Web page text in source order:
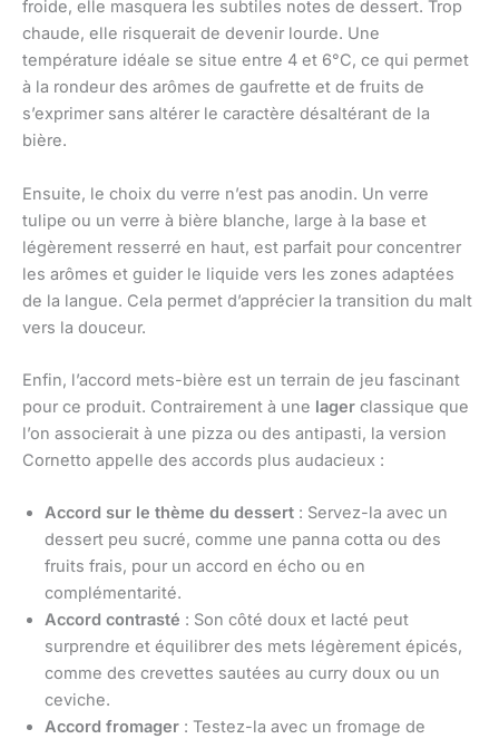
froide, elle masquera les subtiles notes de dessert. Trop
chaude, elle risquerait de devenir lourde. Une
température idéale se situe entre 4 et 6°C, ce qui permet
à la rondeur des arômes de gaufrette et de fruits de
s’exprimer sans altérer le caractère désaltérant de la
bière.
Ensuite, le choix du verre n’est pas anodin. Un verre
tulipe ou un verre à bière blanche, large à la base et
légèrement resserré en haut, est parfait pour concentrer
les arômes et guider le liquide vers les zones adaptées
de la langue. Cela permet d’apprécier la transition du malt
vers la douceur.
Enfin, l’accord mets-bière est un terrain de jeu fascinant
pour ce produit. Contrairement à une lager classique que
l’on associerait à une pizza ou des antipasti, la version
Cornetto appelle des accords plus audacieux :
Accord sur le thème du dessert : Servez-la avec un
dessert peu sucré, comme une panna cotta ou des
fruits frais, pour un accord en écho ou en
complémentarité.
Accord contrasté : Son côté doux et lacté peut
surprendre et équilibrer des mets légèrement épicés,
comme des crevettes sautées au curry doux ou un
ceviche.
Accord fromager : Testez-la avec un fromage de